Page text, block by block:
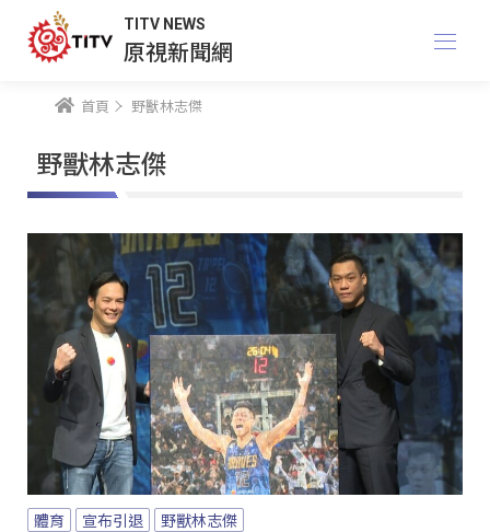
TITV NEWS
原視新聞網
首頁 野獸林志傑
野獸林志傑
體育 宣布引退 野獸林志傑